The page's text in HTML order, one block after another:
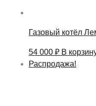
Газовый котёл
54 000 ₽ В
Распродажа!